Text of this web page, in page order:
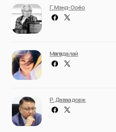
Г. Мэнд-Ооёо
Мөнгөндалай
Р. Даваадорж